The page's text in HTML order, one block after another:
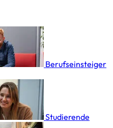
Berufseinsteiger
Studierende